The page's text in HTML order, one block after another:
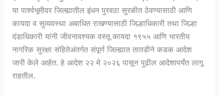
या पार्श्वभूमीवर जिल्ह्यातील इंधन पुरवठा सुरळीत ठेवण्यासाठी आणि
कायदा व सुव्यवस्था अबाधित राखण्यासाठी जिल्हाधिकारी तथा जिल्हा
दंडाधिकारी यांनी जीवनावश्यक वस्तू कायदा १९५५ आणि भारतीय
नागरिक सुरक्षा संहितेअंतर्गत संपूर्ण जिल्ह्यात तातडीने कडक आदेश
जारी केले आहेत. हे आदेश २२ मे २०२६ पासून पुढील आदेशापर्यंत लागू
राहतील.